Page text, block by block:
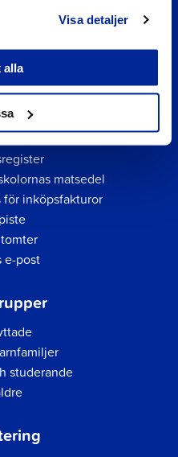
Visa detaljer
alla
matsedel
för inköpsfakturor
e-post
studerande